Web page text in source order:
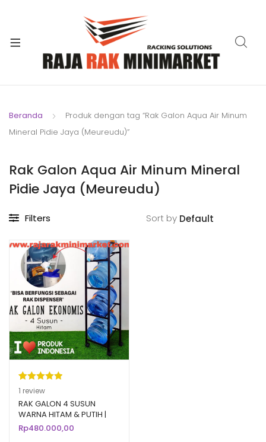
Beranda
Produk dengan tag “Rak Galon Aqua Air Minum
Mineral Pidie Jaya (Meureudu)”
Rak Galon Aqua Air Minum Mineral
Pidie Jaya (Meureudu)
Filters Sort by
Peringkat
5.00 dari 5
berdasarka
n
1
penilaian
1 review
RAK GALON 4 SUSUN
WARNA HITAM & PUTIH |
Rak Galon Aqua Air Minum
Mineral
Rp480.000,00